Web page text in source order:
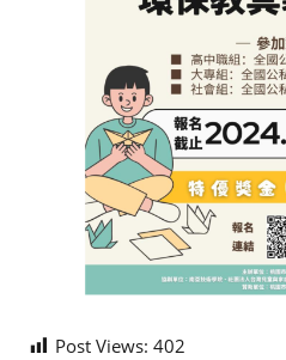
Post Views: 402